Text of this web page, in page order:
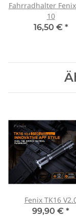
Fahrradhalter
10
16,50 € *
Fenix TK16
99,90 € *